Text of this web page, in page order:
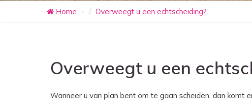
Home Overweegt u een echtscheiding?
Overweegt u een
Wanneer u van plan bent om te gaan scheiden, dan komt